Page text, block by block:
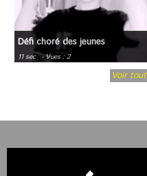
Défi choré des jeunes
11 sec - Vues : 2
Voir